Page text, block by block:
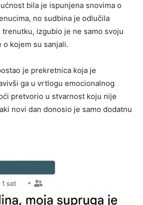
bila je ispunjena snovima o
no sudbina je odlučila
izgubio je ne samo svoju
kojem su sanjali.
je prekretnica koja je
ga u vrtlogu emocionalnog
pretvorio u stvarnost koju nije
novi dan donosio je samo dodatnu